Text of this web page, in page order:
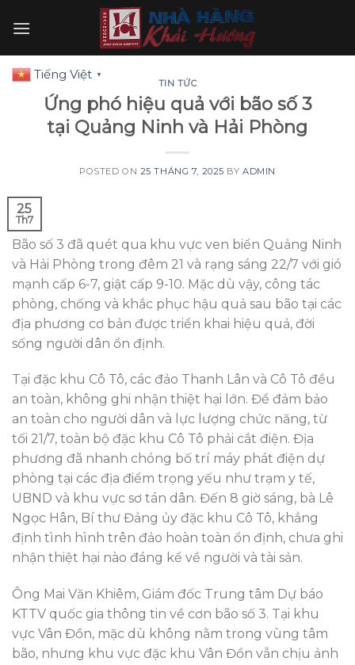
TIN TỨC
Ứng phó hiệu quả với bão số 3
tại Quảng Ninh và Hải Phòng
POSTED ON 25 THÁNG 7, 2025 BY ADMIN
25
Th7
Bão số 3 đã quét qua khu vực ven biển Quảng Ninh
và Hải Phòng trong đêm 21 và rạng sáng 22/7 với gió
mạnh cấp 6-7, giật cấp 9-10. Mặc dù vậy, công tác
phòng, chống và khắc phục hậu quả sau bão tại các
địa phương cơ bản được triển khai hiệu quả, đời
sống người dân ổn định.
Tại đặc khu Cô Tô, các đảo Thanh Lân và Cô Tô đều
an toàn, không ghi nhận thiệt hại lớn. Để đảm bảo
an toàn cho người dân và lực lượng chức năng, từ
tối 21/7, toàn bộ đặc khu Cô Tô phải cắt điện. Địa
phương đã nhanh chóng bố trí máy phát điện dự
phòng tại các địa điểm trọng yếu như trạm y tế,
UBND và khu vực sơ tán dân. Đến 8 giờ sáng, bà Lê
Ngọc Hân, Bí thư Đảng ủy đặc khu Cô Tô, khẳng
định tình hình trên đảo hoàn toàn ổn định, chưa ghi
nhận thiệt hại nào đáng kể về người và tài sản.
Ông Mai Văn Khiêm, Giám đốc Trung tâm Dự báo
KTTV quốc gia thông tin về cơn bão số 3. Tại khu
vực Vân Đồn, mặc dù không nằm trong vùng tâm
bão, nhưng khu vực đặc khu Vân Đồn vẫn chịu ảnh
Tiếng Việt ▼